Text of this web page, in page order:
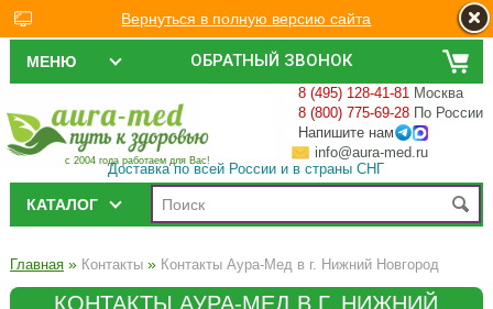
ОБРАТНЫЙ ЗВОНОК
МЕНЮ
с 2004 года работаем для Вас!
8 (495) 128-41-81 Москва
8 (800) 775-69-28 По России
Напишите нам
info@aura-med.ru
Доставка по всей России и в страны СНГ
КАТАЛОГ
Главная» Контакты» Контакты Аура-Мед в г. Нижний Новгород
КОНТАКТЫ АУРА-МЕД В Г. НИЖНИЙ
Вернуться в полную версию сайта